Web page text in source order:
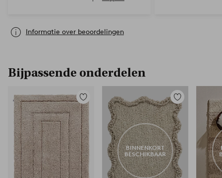
Informatie over beoordelingen
Bijpassende onderdelen
Toevoegen
aan
favorieten
BINNENKORT
BESCHIKBAAR
Toevoegen
aan
favorieten